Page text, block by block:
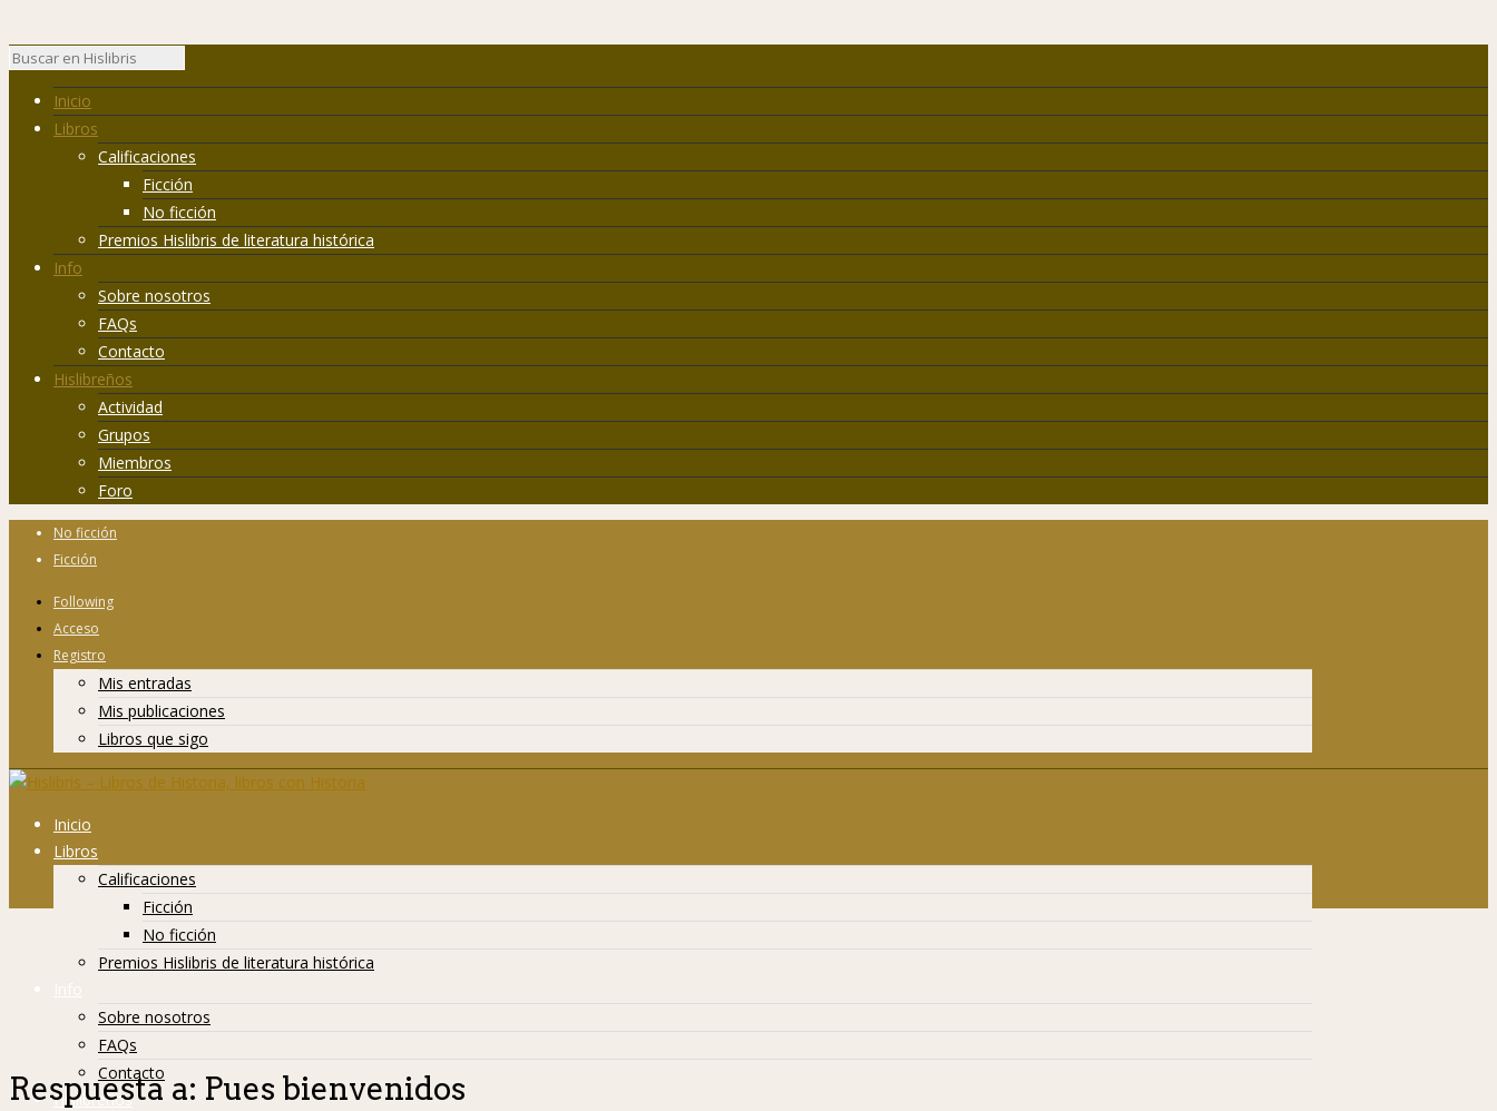
Inicio
Libros
Calificaciones
Ficción
No ficción
Premios Hislibris de literatura histórica
Info
Sobre nosotros
FAQs
Contacto
Hislibreños
Actividad
Grupos
Miembros
Foro
No ficción
Ficción
Following
Acceso
Registro
Mis entradas
Mis publicaciones
Libros que sigo
Inicio
Libros
Calificaciones
Ficción
No ficción
Premios Hislibris de literatura histórica
Info
Sobre nosotros
FAQs
Contacto
Hislibreños
Respuesta a: Pues bienvenidos